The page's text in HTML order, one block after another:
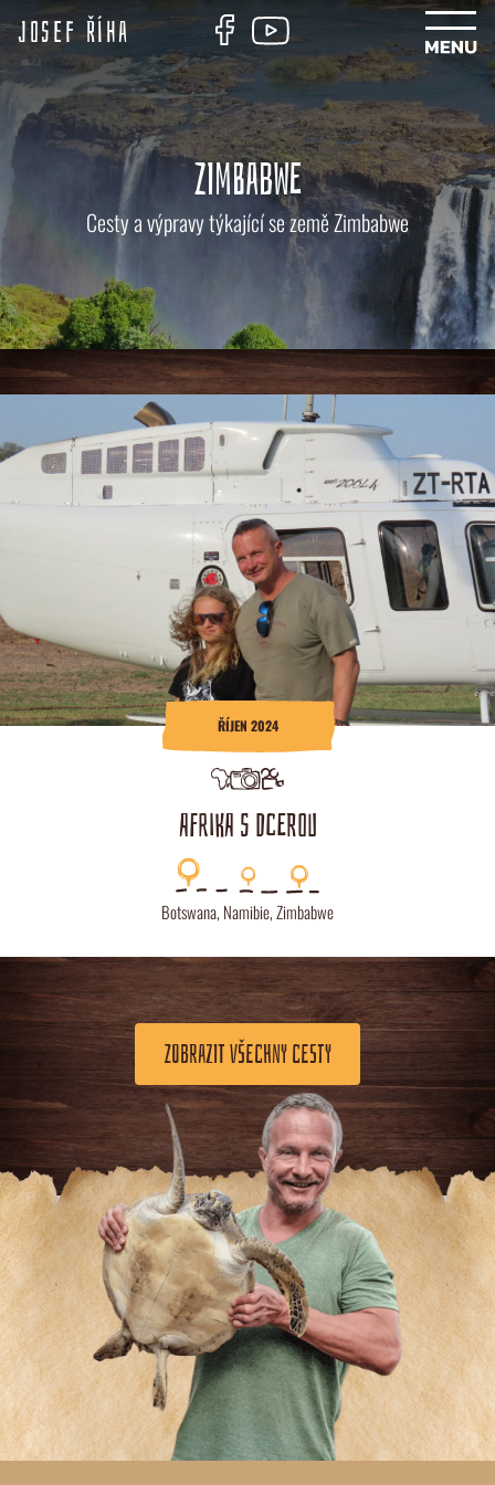
Josef Říha
ZIMBABWE
Cesty a výpravy týkající se země Zimbabwe
ŘÍJEN 2024
AFRIKA S DCEROU
Botswana, Namibie,Zimbabwe
ZOBRAZIT VŠECHNY CESTY